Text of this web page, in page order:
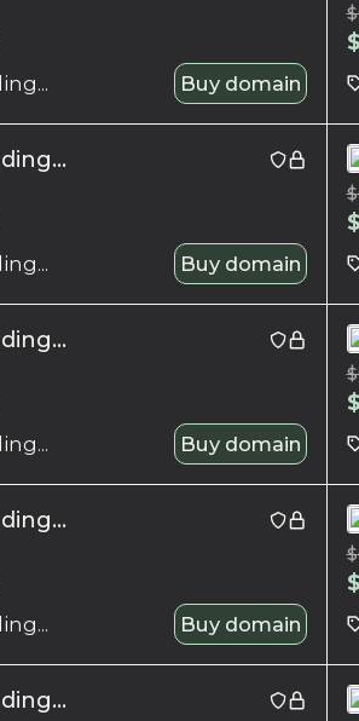
Buy domain
$
$
Buy domain
$
$
Buy domain
$
$
Buy domain
$
$